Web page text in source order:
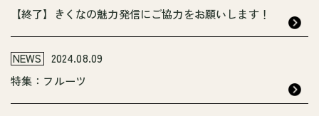
【終了】きくなの魅力発信にご協力をお願いします！
NEWS
2024.08.09
特集：フルーツ